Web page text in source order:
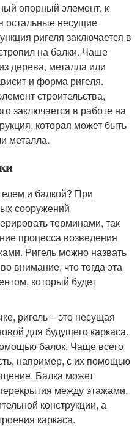
опорный элемент, к
остальные несущие
ригеля заключается в
на балки. Чаше
дерева, металла или
и форма ригеля.
строительства,
заключается в работе на
которая может быть
металла.
и балкой? При
сооружений
терминами, так
процесса возведения
Ригель можно назвать
внимание, что тогда эта
который будет
ригель – это несущая
для будущего каркаса.
балок. Чаще всего
например, с их помощью
Балка может
между этажами.
конструкции, а
каркаса.